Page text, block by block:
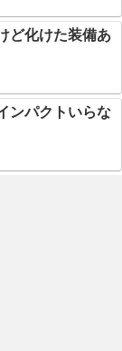
ど化けた装備あ
ンパクトいらな